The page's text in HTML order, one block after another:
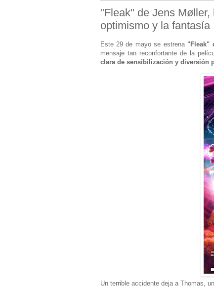
"Fleak" de Jens
optimismo y la fantasía
Este 29 de mayo se estrena"Fleak"
mensaje tan reconfortante de la
clara de sensibilización y diversión
Un terrible accidente deja a Thomas,